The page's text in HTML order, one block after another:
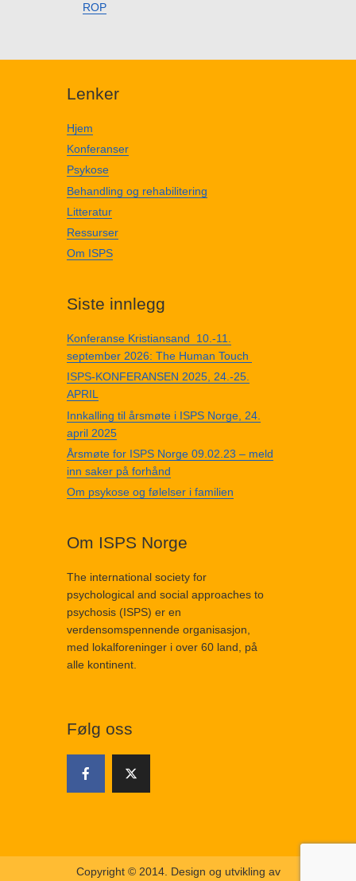
ROP
Lenker
Hjem
Konferanser
Psykose
Behandling og rehabilitering
Litteratur
Ressurser
Om ISPS
Siste innlegg
Konferanse Kristiansand 10.-11.
september 2026: The Human Touch
ISPS-KONFERANSEN 2025, 24.-25.
APRIL
Innkalling til årsmøte i ISPS Norge, 24.
april 2025
Årsmøte for ISPS Norge 09.02.23 – meld
inn saker på forhånd
Om psykose og følelser i familien
Om ISPS Norge
The international society for
psychological and social approaches to
psychosis (ISPS) er en
verdensomspennende organisasjon,
med lokalforeninger i over 60 land, på
alle kontinent.
Følg oss
Copyright © 2014. Design og utvikling av